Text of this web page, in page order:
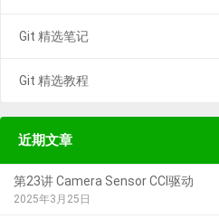
Git 精选笔记
Git 精选教程
近期文章
第23讲 Camera Sensor CCI驱动
2025年3月25日